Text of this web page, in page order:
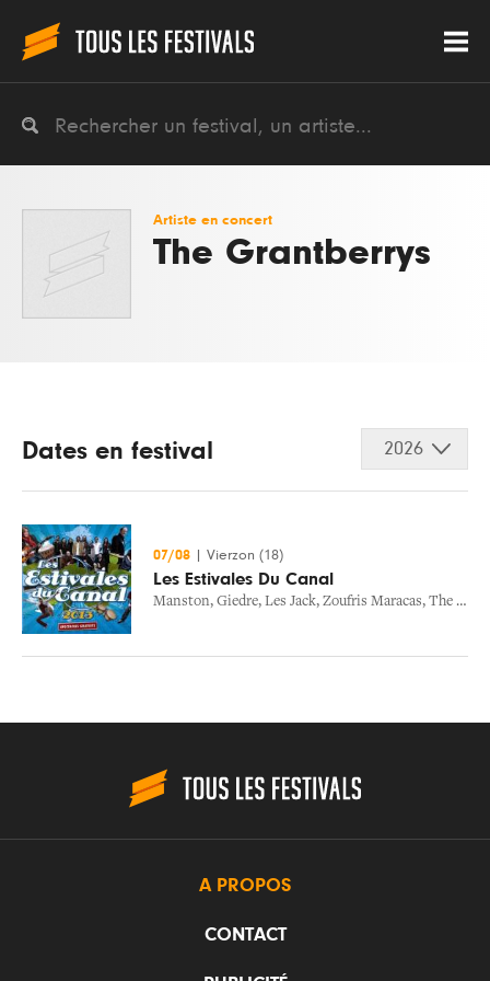
Artiste en concert
The Grantberrys
Dates en festival 2026
07/08 Vierzon (18)
Les Estivales Du Canal
Manston, Giedre, Les Jack, Zoufris Maracas, The Yvette Underground
A PROPOS
CONTACT